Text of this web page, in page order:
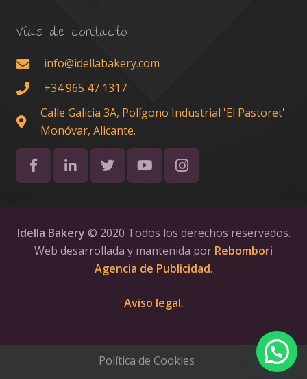
Vías de contacto
info@idellabakery.com
+34 965 47 1317
Calle Galicia 3A, Polígono Industrial 'El Pastoret'
Monóvar, Alicante.
Idella Bakery © 2020 Todos los derechos reservados.
Web desarrollada y mantenida por Rebombori
Agencia de Publicidad.
Aviso legal.
Política de Cookies